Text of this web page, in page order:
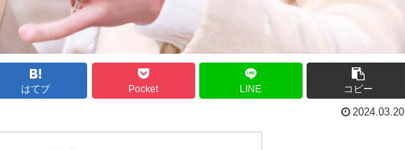
はてブ Pocket LINE コピー
2024.03.20